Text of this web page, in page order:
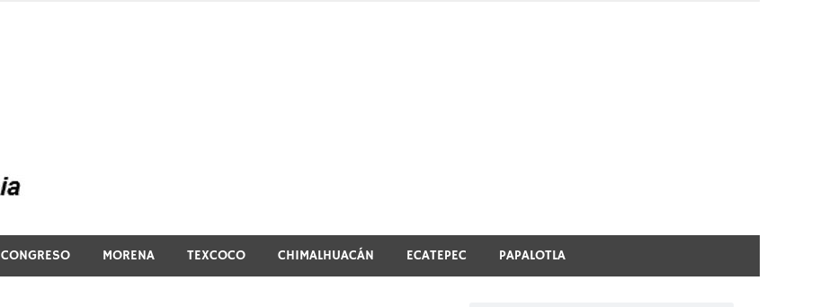
CONGRESO MORENA TEXCOCO CHIMALHUACÁN ECATEPEC PAPALOTLA